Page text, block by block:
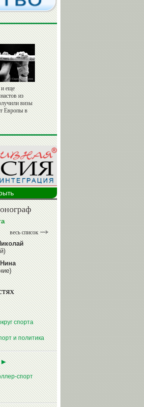
еще
из
визы
Европы в
весь список
Нина
Равиля
на байдарках
ХМЫЛЕВ
читать далее
спорта
и политика
спорт